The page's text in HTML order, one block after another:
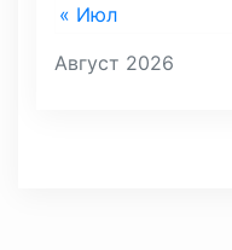
Август 2026
« Июл